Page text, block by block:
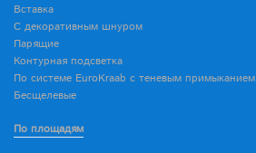
Вставка
С декоративным шнуром
Парящие
Контурная подсветка
По системе EuroKraab с теневым примыканием
Бесщелевые
По площадям